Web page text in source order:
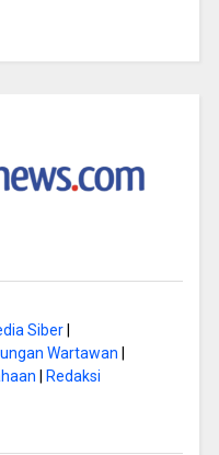
Siber|
Wartawan
Redaksi